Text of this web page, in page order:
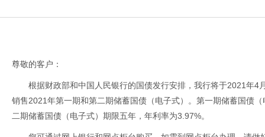
尊敬的客户：
根据财政部和中国人民银行的国债发行安排，我行将于2021年4
销售2021年第一期和第二期储蓄国债（电子式）。第一期储蓄国债
二期储蓄国债（电子式）期限五年，年利率为3.97%。